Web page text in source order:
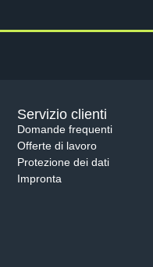
Servizio clienti
Domande frequenti
Offerte di lavoro
Protezione dei dati
Impronta